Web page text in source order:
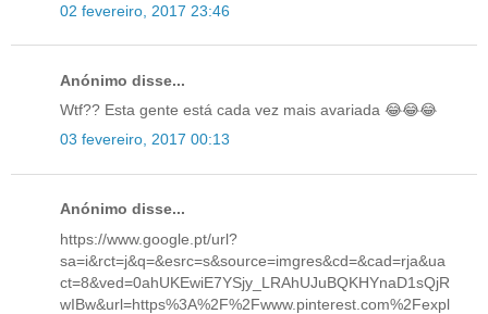
02 fevereiro, 2017 23:46
Anónimo disse...
Wtf?? Esta gente está cada vez mais avariada 😂😂😂
03 fevereiro, 2017 00:13
Anónimo disse...
https://www.google.pt/url?
sa=i&rct=j&q=&esrc=s&source=imgres&cd=&cad=rja&ua
ct=8&ved=0ahUKEwiE7YSjy_LRAhUJuBQKHYnaD1sQjR
wIBw&url=https%3A%2F%2Fwww.pinterest.com%2Fexpl